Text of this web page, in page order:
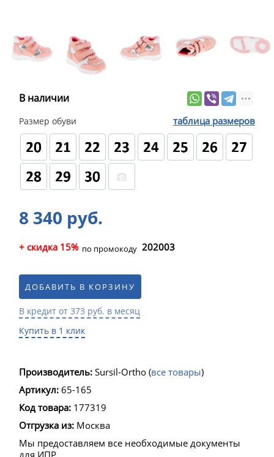
В наличии
Размер обуви таблица размеров
8 340 руб.
+ скидка 15% по промокоду 202003
ДОБАВИТЬ В КОРЗИНУ
В кредит от 373 руб. в месяц
Купить в 1 клик
Производитель: Sursil-Ortho (все товары)
Артикул: 65-165
Код товара: 177319
Отгрузка из: Москва
Мы предоставляем все необходимые документы